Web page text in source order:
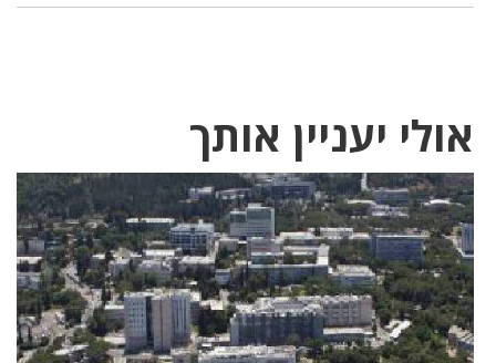
אולי יעניין אותך